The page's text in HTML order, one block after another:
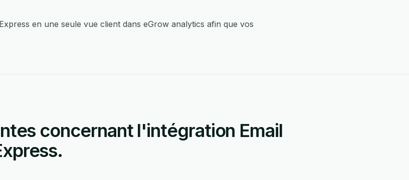
en une seule vue client dans eGrow analytics afin que vos
concernant l'intégration Email